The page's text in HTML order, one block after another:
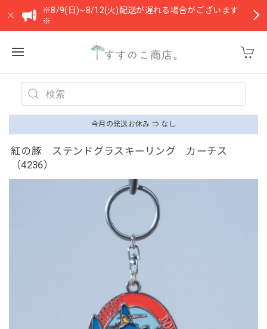
※8/9(日)~8/12(火)配送が遅れる場合がございます
※
今月の発送お休み ⇒ なし
紅の豚 ステンドグラスキーリング カーチス
（4236）